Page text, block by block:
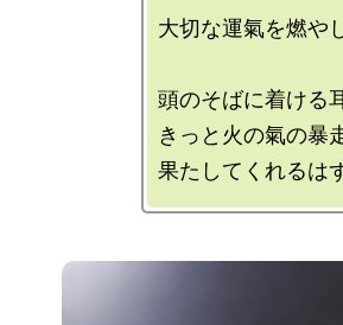
大切な運氣を燃や
頭のそばに着ける
きっと火の氣の暴